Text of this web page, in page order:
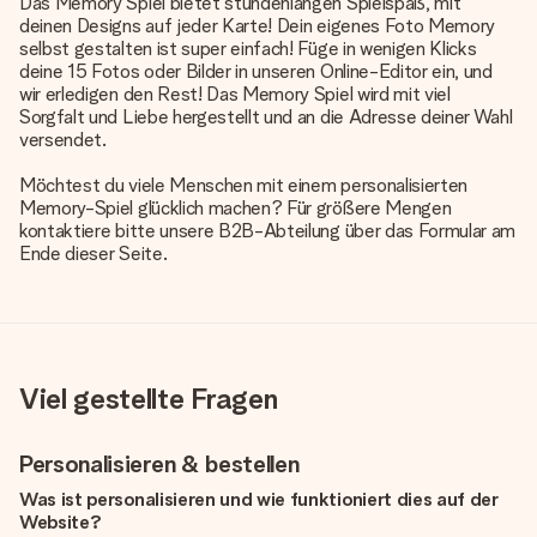
deinen Designs auf jeder Karte! Dein eigenes Foto Memory
selbst gestalten ist super einfach! Füge in wenigen Klicks
deine 15 Fotos oder Bilder in unseren Online-Editor ein, und
wir erledigen den Rest! Das Memory Spiel wird mit viel
Sorgfalt und Liebe hergestellt und an die Adresse deiner Wahl
versendet.
Möchtest du viele Menschen mit einem personalisierten
Memory-Spiel glücklich machen? Für größere Mengen
kontaktiere bitte unsere B2B-Abteilung über das Formular am
Ende dieser Seite.
Viel gestellte Fragen
Personalisieren & bestellen
Was ist personalisieren und wie funktioniert dies auf der
Website?